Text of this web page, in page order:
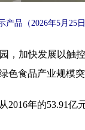
品（2026年5月25
加快发展以触控
色食品产业规模
年的53.91亿